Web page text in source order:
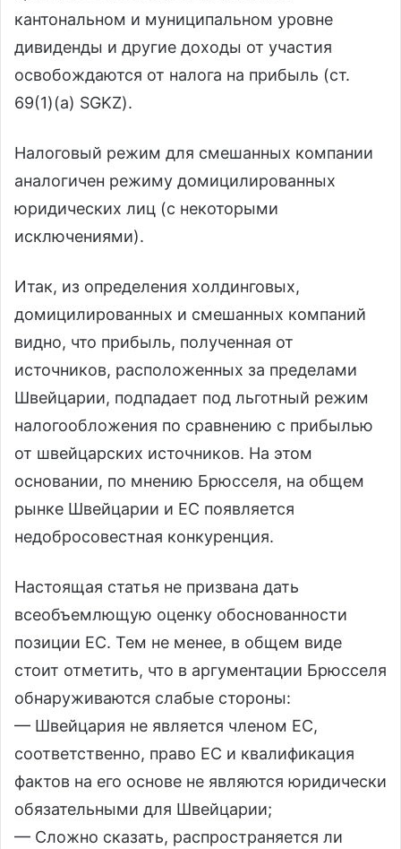
кантональном и муниципальном уровне
дивиденды и другие доходы от участия
освобождаются от налога на прибыль (ст.
69(1)(а) SGKZ).
Налоговый режим для смешанных компании
аналогичен режиму домицилированных
юридических лиц (с некоторыми
исключениями).
Итак, из определения холдинговых,
домицилированных и смешанных компаний
видно, что прибыль, полученная от
источников, расположенных за пределами
Швейцарии, подпадает под льготный режим
налогообложения по сравнению с прибылью
от швейцарских источников. На этом
основании, по мнению Брюсселя, на общем
рынке Швейцарии и ЕС появляется
недобросовестная конкуренция.
Настоящая статья не призвана дать
всеобъемлющую оценку обоснованности
позиции ЕС. Тем не менее, в общем виде
стоит отметить, что в аргументации Брюсселя
обнаруживаются слабые стороны:
— Швейцария не является членом ЕС,
соответственно, право ЕС и квалификация
фактов на его основе не являются юридически
обязательными для Швейцарии;
— Сложно сказать, распространяется ли